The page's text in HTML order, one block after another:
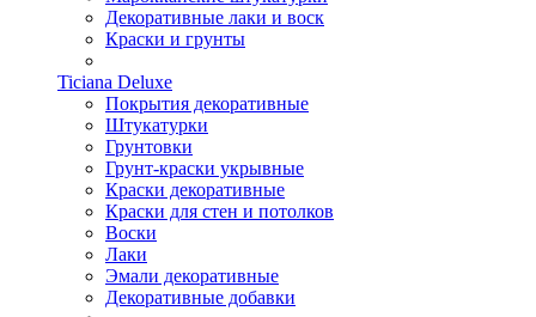
Декоративные лаки и воск
Краски и грунты
Ticiana Deluxe
Покрытия декоративные
Штукатурки
Грунтовки
Грунт-краски укрывные
Краски декоративные
Краски для стен и потолков
Воски
Лаки
Эмали декоративные
Декоративные добавки